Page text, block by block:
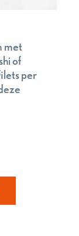
met
of
per